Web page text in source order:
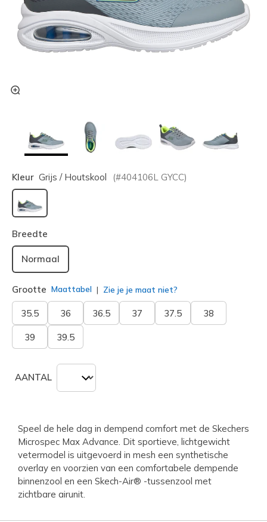
Kleur Grijs / Houtskool (#404106L GYCC)
geselecteerd
Breedte
Normaal
Grootte Maattabel Zie je je maat niet?
35.5 36 36.5 37 37.5 38
39 39.5
AANTAL
Speel de hele dag in dempend comfort met de Skechers
Microspec Max Advance. Dit sportieve, lichtgewicht
vetermodel is uitgevoerd in mesh een synthetische
overlay en voorzien van een comfortabele dempende
binnenzool en een Skech-Air® -tussenzool met
zichtbare airunit.